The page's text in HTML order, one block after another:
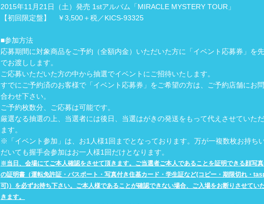
2015年11月21日（土）発売 1stアルバム「MIRACLE MYSTERY TOUR」
【初回限定盤】 ￥3,500＋税／KICS-93325
■参加方法
応募期間に対象商品をご予約（全額内金）いただいた方に「イベント応募券」を
でお渡しします。
ご応募いただいた方の中から抽選でイベントにご招待いたします。
すでにご予約済のお客様で「イベント応募券」をご希望の方は、ご予約店舗にお
合わせ下さい。
ご予約枚数分、ご応募は可能です。
厳選なる抽選の上、当選者には後日、当選はがきの発送をもって代えさせていた
ます。
※「イベント参加」は、お1人様1回までとなっております。万が一複数枚お持ち
だいても握手会参加はお一人様1回だけとなります。
※当日、会場にてご本人確認をさせて頂きます。ご当選者ご本人であることを証明できる顔写真
の証明書（運転免許証・パスポート・写真付き住基カード・学生証など(コピー・期限切れ・
可)）を必ずお持ち下さい。ご本人様であることが確認できない場合、ご入場をお断りさせてい
きます。